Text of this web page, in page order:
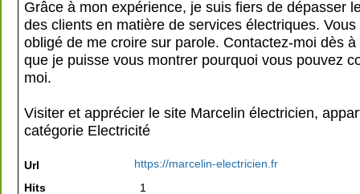
Grâce à mon expérience, je suis fiers de dépasser
des clients en matière de services électriques. Vous
obligé de me croire sur parole. Contactez-moi dès
que je puisse vous montrer pourquoi vous pouvez
moi.
Visiter et apprécier le site Marcelin électricien,
catégorie Electricité
Url
https://marcelin-electricien.fr
Hits
1